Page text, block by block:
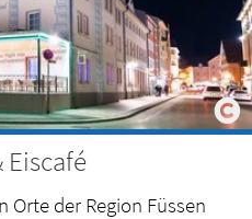
Orte der Region Füssen